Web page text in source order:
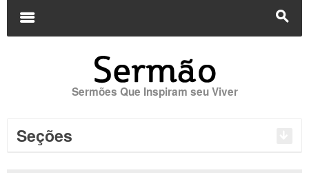
s
m
Sermões Que Inspiram seu Viver
Seções